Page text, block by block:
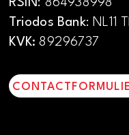
RSIN: 864938998
Triodos Bank: NL11
KVK: 89296737